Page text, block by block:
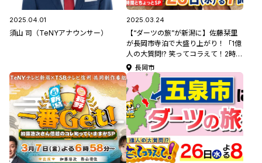
2025.04.01
須山 司（TeNYアナウンサー）
2025.03.24
【“ダーツの旅”が新潟に】佐藤栞里
が長岡市寺泊で大盛り上がり！「1億
人の大質問!? 笑ってコラえて！2時間
とちょっとSP」3/26(水)よる7時か
ら放送
長岡市